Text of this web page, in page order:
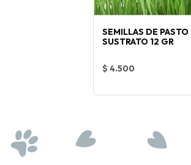
SEMILLAS DE PASTO
SUSTRATO 12 GR
$ 4.500